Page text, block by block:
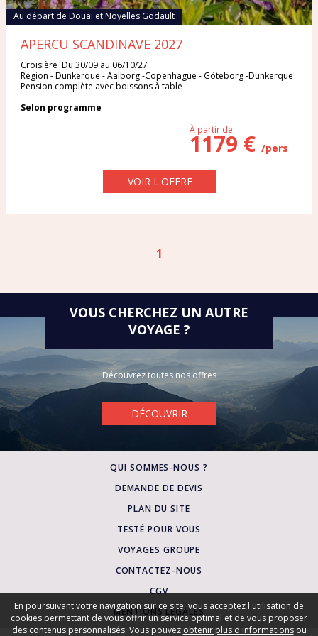
DANEMARK
EGYPTE
ESPAGNE
GRECE
ILES GRENADINES
IRLANDE
ITALIE
MAROC
POLOGNE
RÉPUBLIQUE DOMINICAINE
RÉPUBLIQUE TCHÈQUE
SARDAIGNE
SÉNÉGAL
Au départ de Douai et Noyelles Godault
APERCU SCANDINAVE 2027
Croisière Du 30/09 au 06/10/27
Région - Dunkerque - Aalborg -Copenhague - Göteborg -Dunkerque
Pension complète avec boissons à table
Selon programme
À partir de
1179 €/pers
VOIR L'OFFRE
1
Iles Grenadines Irlande
Italie
République Tchèque
Séjour Circuit
Week-end
Circuit Séjour
1 semaine
VOUS CHERCHEZ UN AUTRE
VOYAGE ?
Découvrez toutes nos offres
DÉCOUVRIR
QUI SOMMES-NOUS ?
DEMANDE DE DEVIS
PLAN DU SITE
TESTÉ POUR VOUS
VOYAGES GROUPE
CONTACTEZ-NOUS
CGV
MENTIONS LÉGALES
En poursuivant votre navigation sur ce site, vous acceptez l'utilisation de
cookies permettant de vous offrir un service optimal et de vous proposer
des contenus personnalisés. Vous pouvez obtenir plus d'informationsou